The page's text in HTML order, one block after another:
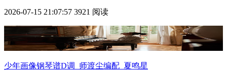
2026-07-15 21:07:57 3921 阅读
少年画像钢琴谱D调_师渡尘编配_夏鸣星